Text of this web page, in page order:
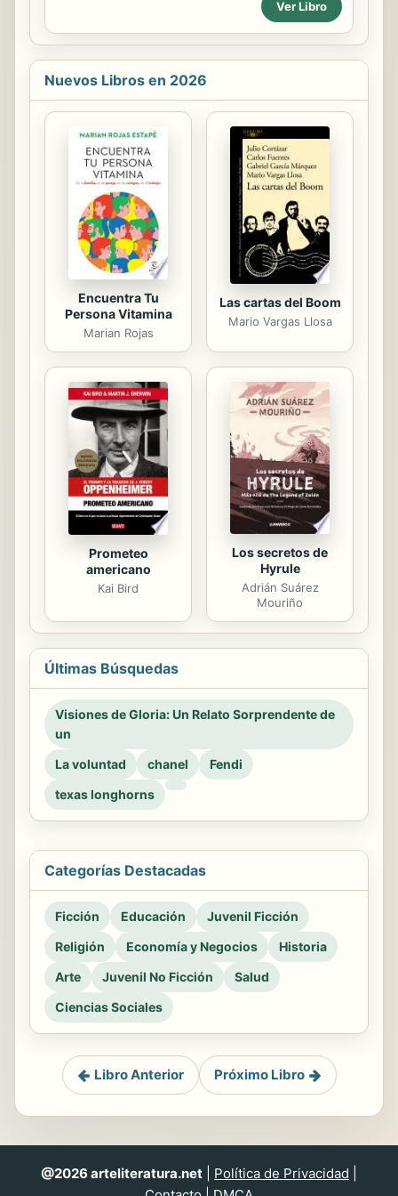
improvisadas, que son precisamente
las que se publican aquí, digitalizadas
en ordenador y con las respectivas
transcripciones. Dichas lecciones
tratan de específicas prácticas de
armonizadoras y curativas. Son
enseñanzas en vivo, grabadas
directamente durante las clases de
ejercicios grupales, abarcando todas
las áreas de la Biopsicoenergética en
forma práctica y aplicativa a partir del
relax, self-healing,...
Ver Libro
Nuevos Libros en 2026
Encuentra Tu
Persona Vitamina
Marian Rojas
Las cartas del Boom
Mario Vargas Llosa
Prometeo
americano
Kai Bird
Los secretos de
Hyrule
Adrián Suárez
Mouriño
Últimas Búsquedas
Visiones de Gloria: Un Relato Sorprendente de
un
La voluntad
chanel
Fendi
texas longhorns
Categorías Destacadas
Ficción Educación
Juvenil Ficción
Religión
Economía y Negocios
Historia
Arte
Juvenil No Ficción
Salud
Ciencias Sociales
Libro Anterior Próximo Libro
@2026 arteliteratura.net Política de Privacidad